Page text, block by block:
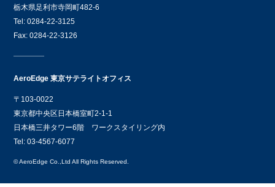
栃木県足利市寺岡町482-6
Tel: 0284-22-3125
Fax: 0284-22-3126
AeroEdge 東京サテライトオフィス
〒103-0022
東京都中央区日本橋室町2-1-1
日本橋三井タワー6階 ワークスタイリング内
Tel: 03-4567-6077
© AeroEdge Co.,Ltd All Rights Reserved.